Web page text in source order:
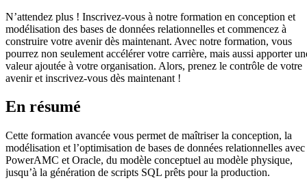
N’attendez plus ! Inscrivez-vous à notre formation en conception et
modélisation des bases de données relationnelles et commencez à
construire votre avenir dès maintenant. Avec notre formation, vous
pourrez non seulement accélérer votre carrière, mais aussi apporter
valeur ajoutée à votre organisation. Alors, prenez le contrôle de votre
avenir et inscrivez-vous dès maintenant !
En résumé
Cette formation avancée vous permet de maîtriser la conception, la
modélisation et l’optimisation de bases de données relationnelles avec
PowerAMC et Oracle, du modèle conceptuel au modèle physique,
jusqu’à la génération de scripts SQL prêts pour la production.